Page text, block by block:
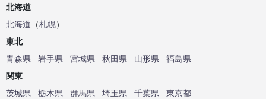
北海道
北海道 （札幌）
東北
青森県
岩手県 宮城県 秋田県 山形県
福島県
関東
茨城県
栃木県 群馬県 埼玉県 千葉県
東京都